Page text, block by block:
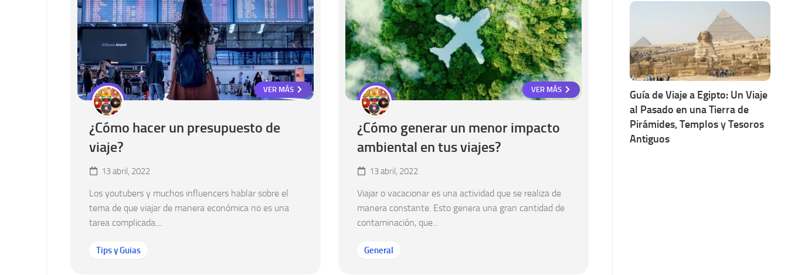
VER MÁS
¿Cómo hacer un presupuesto de
viaje?
13 abril, 2022
Los youtubers y muchos influencers hablar sobre el
tema de que viajar de manera económica no es una
tarea complicada....
Tips y Guias
VER MÁS
¿Cómo generar un menor impacto
ambiental en tus viajes?
13 abril, 2022
Viajar o vacacionar es una actividad que se realiza de
manera constante. Esto genera una gran cantidad de
contaminación, que...
General
Guía de Viaje a Egipto: Un Viaje
al Pasado en una Tierra de
Pirámides, Templos y Tesoros
Antiguos